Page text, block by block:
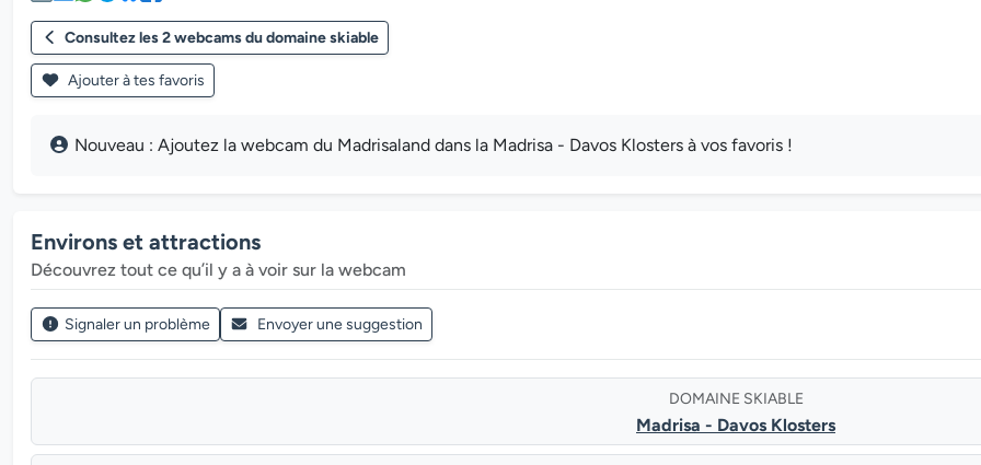
Consultez les 2 webcams du domaine skiable
Ajouter à tes favoris
Nouveau : Ajoutez la webcam du Madrisaland dans la Madrisa - Davos Klosters à vos favoris !
Environs et attractions
Découvrez tout ce qu’il y a à voir sur la webcam
Signaler un problème Envoyer une suggestion
DOMAINE SKIABLE
Madrisa - Davos Klosters